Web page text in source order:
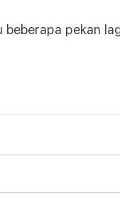
pekan